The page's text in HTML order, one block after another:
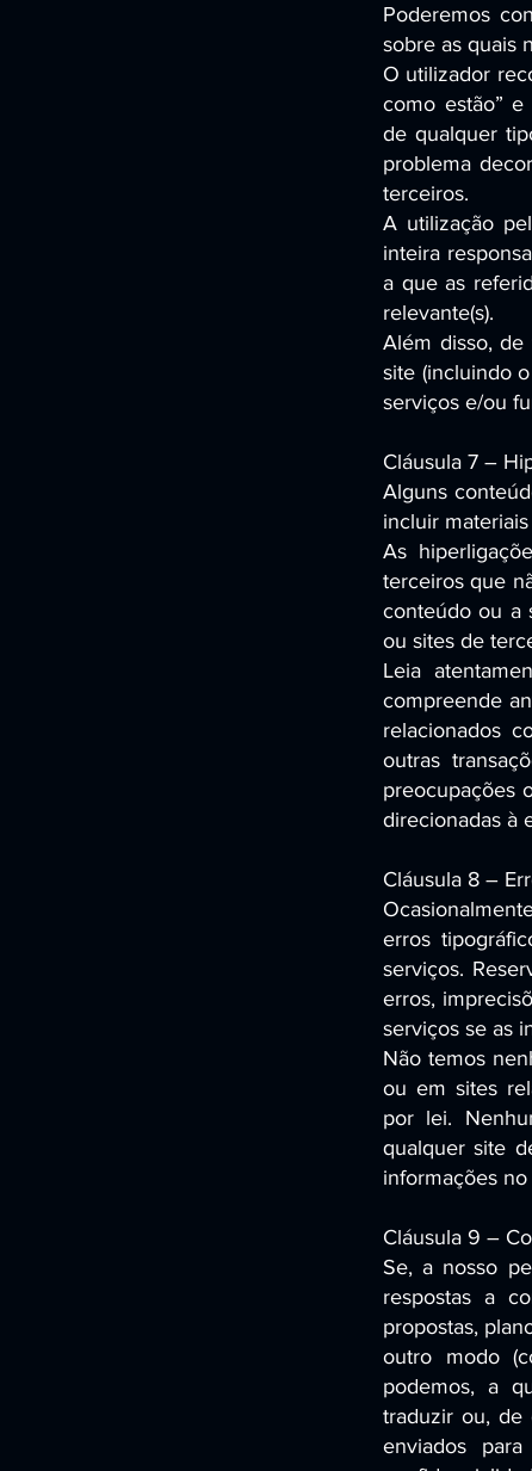
Poderemos
sobre as quais
O utilizador
como estão” e
de qualquer
problema
terceiros.
A utilização
inteira
a que as
relevante(s).
Além disso, de
site (incluindo
serviços e/ou
Cláusula 7 –
Alguns
incluir
As
terceiros que
conteúdo ou a
ou sites de
Leia
compreende
relacionados
outras
preocupações
direcionadas à
Cláusula 8 –
erros
serviços.
erros,
serviços se as
Não temos
ou em sites
por lei.
qualquer site
informações
Cláusula 9 –
Se, a nosso
respostas a
propostas,
outro modo
podemos, a
traduzir ou, de
enviados